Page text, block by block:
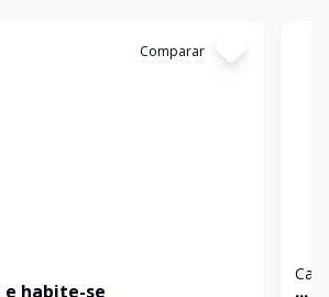
Comparar
e habite-se
Casa
...